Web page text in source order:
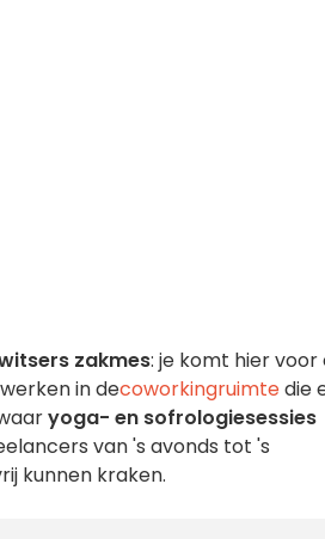
zakmes: je komt hier voor
in decoworkingruimtedie
yoga- en sofrologiesessies
van 's avonds tot 's
kunnen kraken.